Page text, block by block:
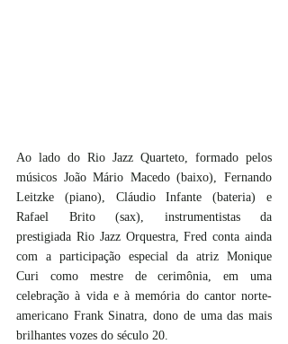
Ao lado do Rio Jazz Quarteto, formado pelos
músicos João Mário Macedo (baixo), Fernando
Leitzke (piano), Cláudio Infante (bateria) e
Rafael Brito (sax), instrumentistas da
prestigiada Rio Jazz Orquestra, Fred conta ainda
com a participação especial da atriz Monique
Curi como mestre de cerimônia, em uma
celebração à vida e à memória do cantor norte-
americano Frank Sinatra, dono de uma das mais
brilhantes vozes do século 20.